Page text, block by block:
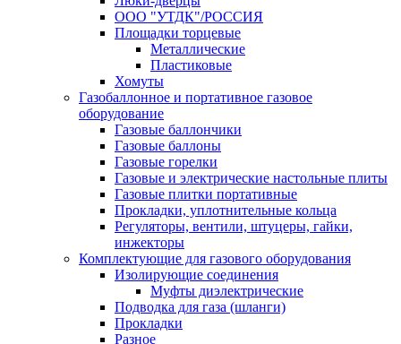
ООО "УТДК"/РОССИЯ
Площадки торцевые
Металлические
Пластиковые
Хомуты
Газобаллонное и портативное газовое
оборудование
Газовые баллончики
Газовые баллоны
Газовые горелки
Газовые и электрические настольные плиты
Газовые плитки портативные
Прокладки, уплотнительные кольца
Регуляторы, вентили, штуцеры, гайки,
инжекторы
Комплектующие для газового оборудования
Изолирующие соединения
Муфты диэлектрические
Подводка для газа (шланги)
Прокладки
Разное